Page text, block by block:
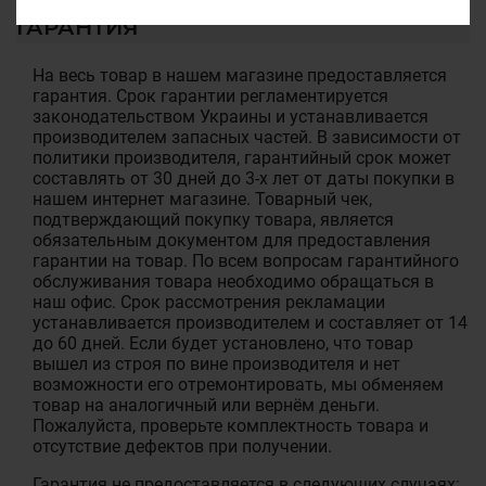
ГАРАНТИЯ
На весь товар в нашем магазине предоставляется
гарантия. Срок гарантии регламентируется
законодательством Украины и устанавливается
производителем запасных частей. В зависимости от
политики производителя, гарантийный срок может
составлять от 30 дней до 3-х лет от даты покупки в
нашем интернет магазине. Товарный чек,
подтверждающий покупку товара, является
обязательным документом для предоставления
гарантии на товар. По всем вопросам гарантийного
обслуживания товара необходимо обращаться в
наш офис. Срок рассмотрения рекламации
устанавливается производителем и составляет от 14
до 60 дней. Если будет установлено, что товар
вышел из строя по вине производителя и нет
возможности его отремонтировать, мы обменяем
товар на аналогичный или вернём деньги.
Пожалуйста, проверьте комплектность товара и
отсутствие дефектов при получении.